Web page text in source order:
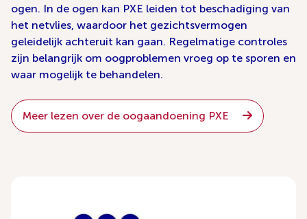
ogen. In de ogen kan PXE leiden tot beschadiging van
het netvlies, waardoor het gezichtsvermogen
geleidelijk achteruit kan gaan. Regelmatige controles
zijn belangrijk om oogproblemen vroeg op te sporen en
waar mogelijk te behandelen.
Meer lezen over de oogaandoening PXE